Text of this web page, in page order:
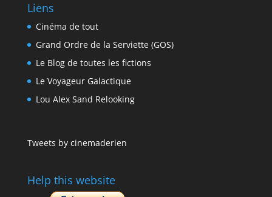
Liens
Cinéma de tout
Grand Ordre de la Serviette (GOS)
Le Blog de toutes les fictions
Le Voyageur Galactique
Lou Alex Sand Relooking
Tweets by cinemaderien
Help this website